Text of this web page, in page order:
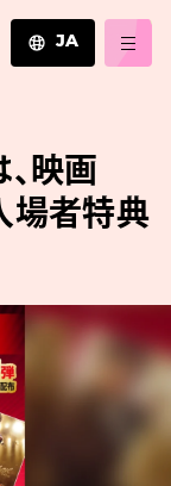
JA
ZH
映画
場者特典